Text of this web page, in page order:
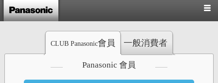
CLUB Panasonic會員 一般消費者
Panasonic 會員